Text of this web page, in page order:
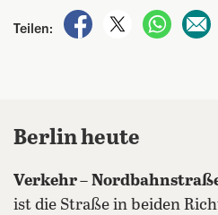
Teilen:
auf Facebook teilen
auf X teilen
per
Berlin heute
Verkehr–
ist die Straße in beiden